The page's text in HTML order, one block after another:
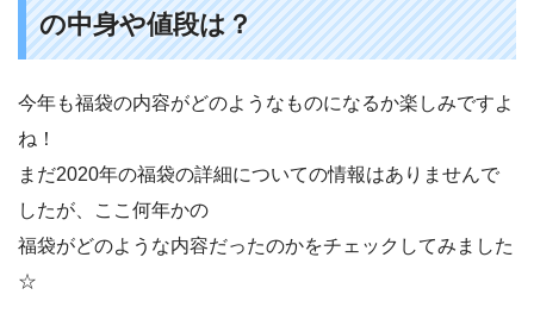
の中身や値段は？
今年も福袋の内容がどのようなものになるか楽しみですよ
ね！
まだ2020年の福袋の詳細についての情報はありませんで
したが、ここ何年かの
福袋がどのような内容だったのかをチェックしてみました
☆